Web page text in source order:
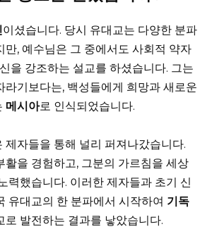
이셨습니다. 당시 유대교는 다양한 분파
만, 예수님은 그 중에서도 사회적 약자
을 강조하는 설교를 하셨습니다. 그는
라기보다는, 백성들에게 희망과 새로운
메시아로 인식되었습니다.
제자들을 통해 널리 퍼져나갔습니다.
활을 경험하고, 그분의 가르침을 세상
력했습니다. 이러한 제자들과 초기 신
유대교의 한 분파에서 시작하여 기독
로 발전하는 결과를 낳았습니다.